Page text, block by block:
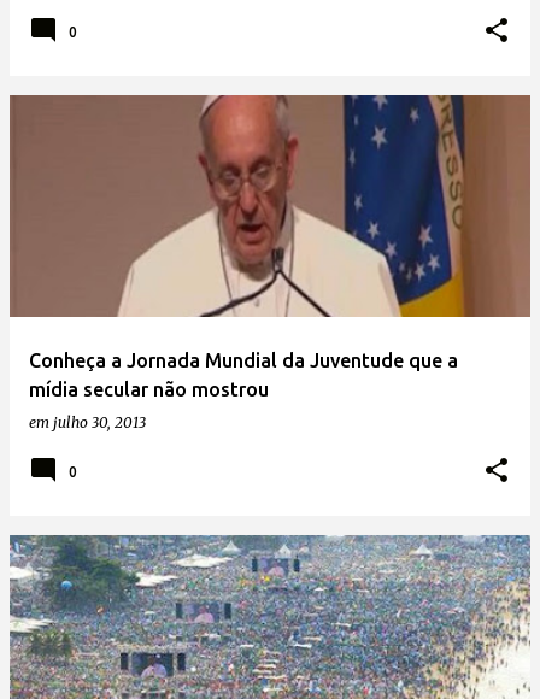
0
Conheça a Jornada Mundial da Juventude que a
mídia secular não mostrou
em julho 30, 2013
0